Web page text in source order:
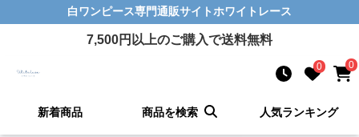
白ワンピース専門通販サイトホワイトレース
7,500円以上のご購入で送料無料
0 0
新着商品 商品を検索 人気ランキング